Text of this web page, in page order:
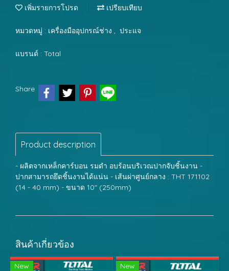
เพิ่มรายการโปรด เปรียบเทียบ
หมวดหมู่ : เครื่องมืออุปกรณ์ช่าง , ประแจ
แบรนด์ : Total
Share
Product description
- ผลิตจากเหล็กคาร์บอน รมดำ อบร้อนบริเวณปากจับชิ้นงาน -
ปากสามารถยึดชิ้นงานได้แน่น - เส้นผ่าศูนย์กลาง : THT 171102
(14 - 40 mm) - ขนาด 10" (250mm)
สินค้าเกี่ยวข้อง
New New